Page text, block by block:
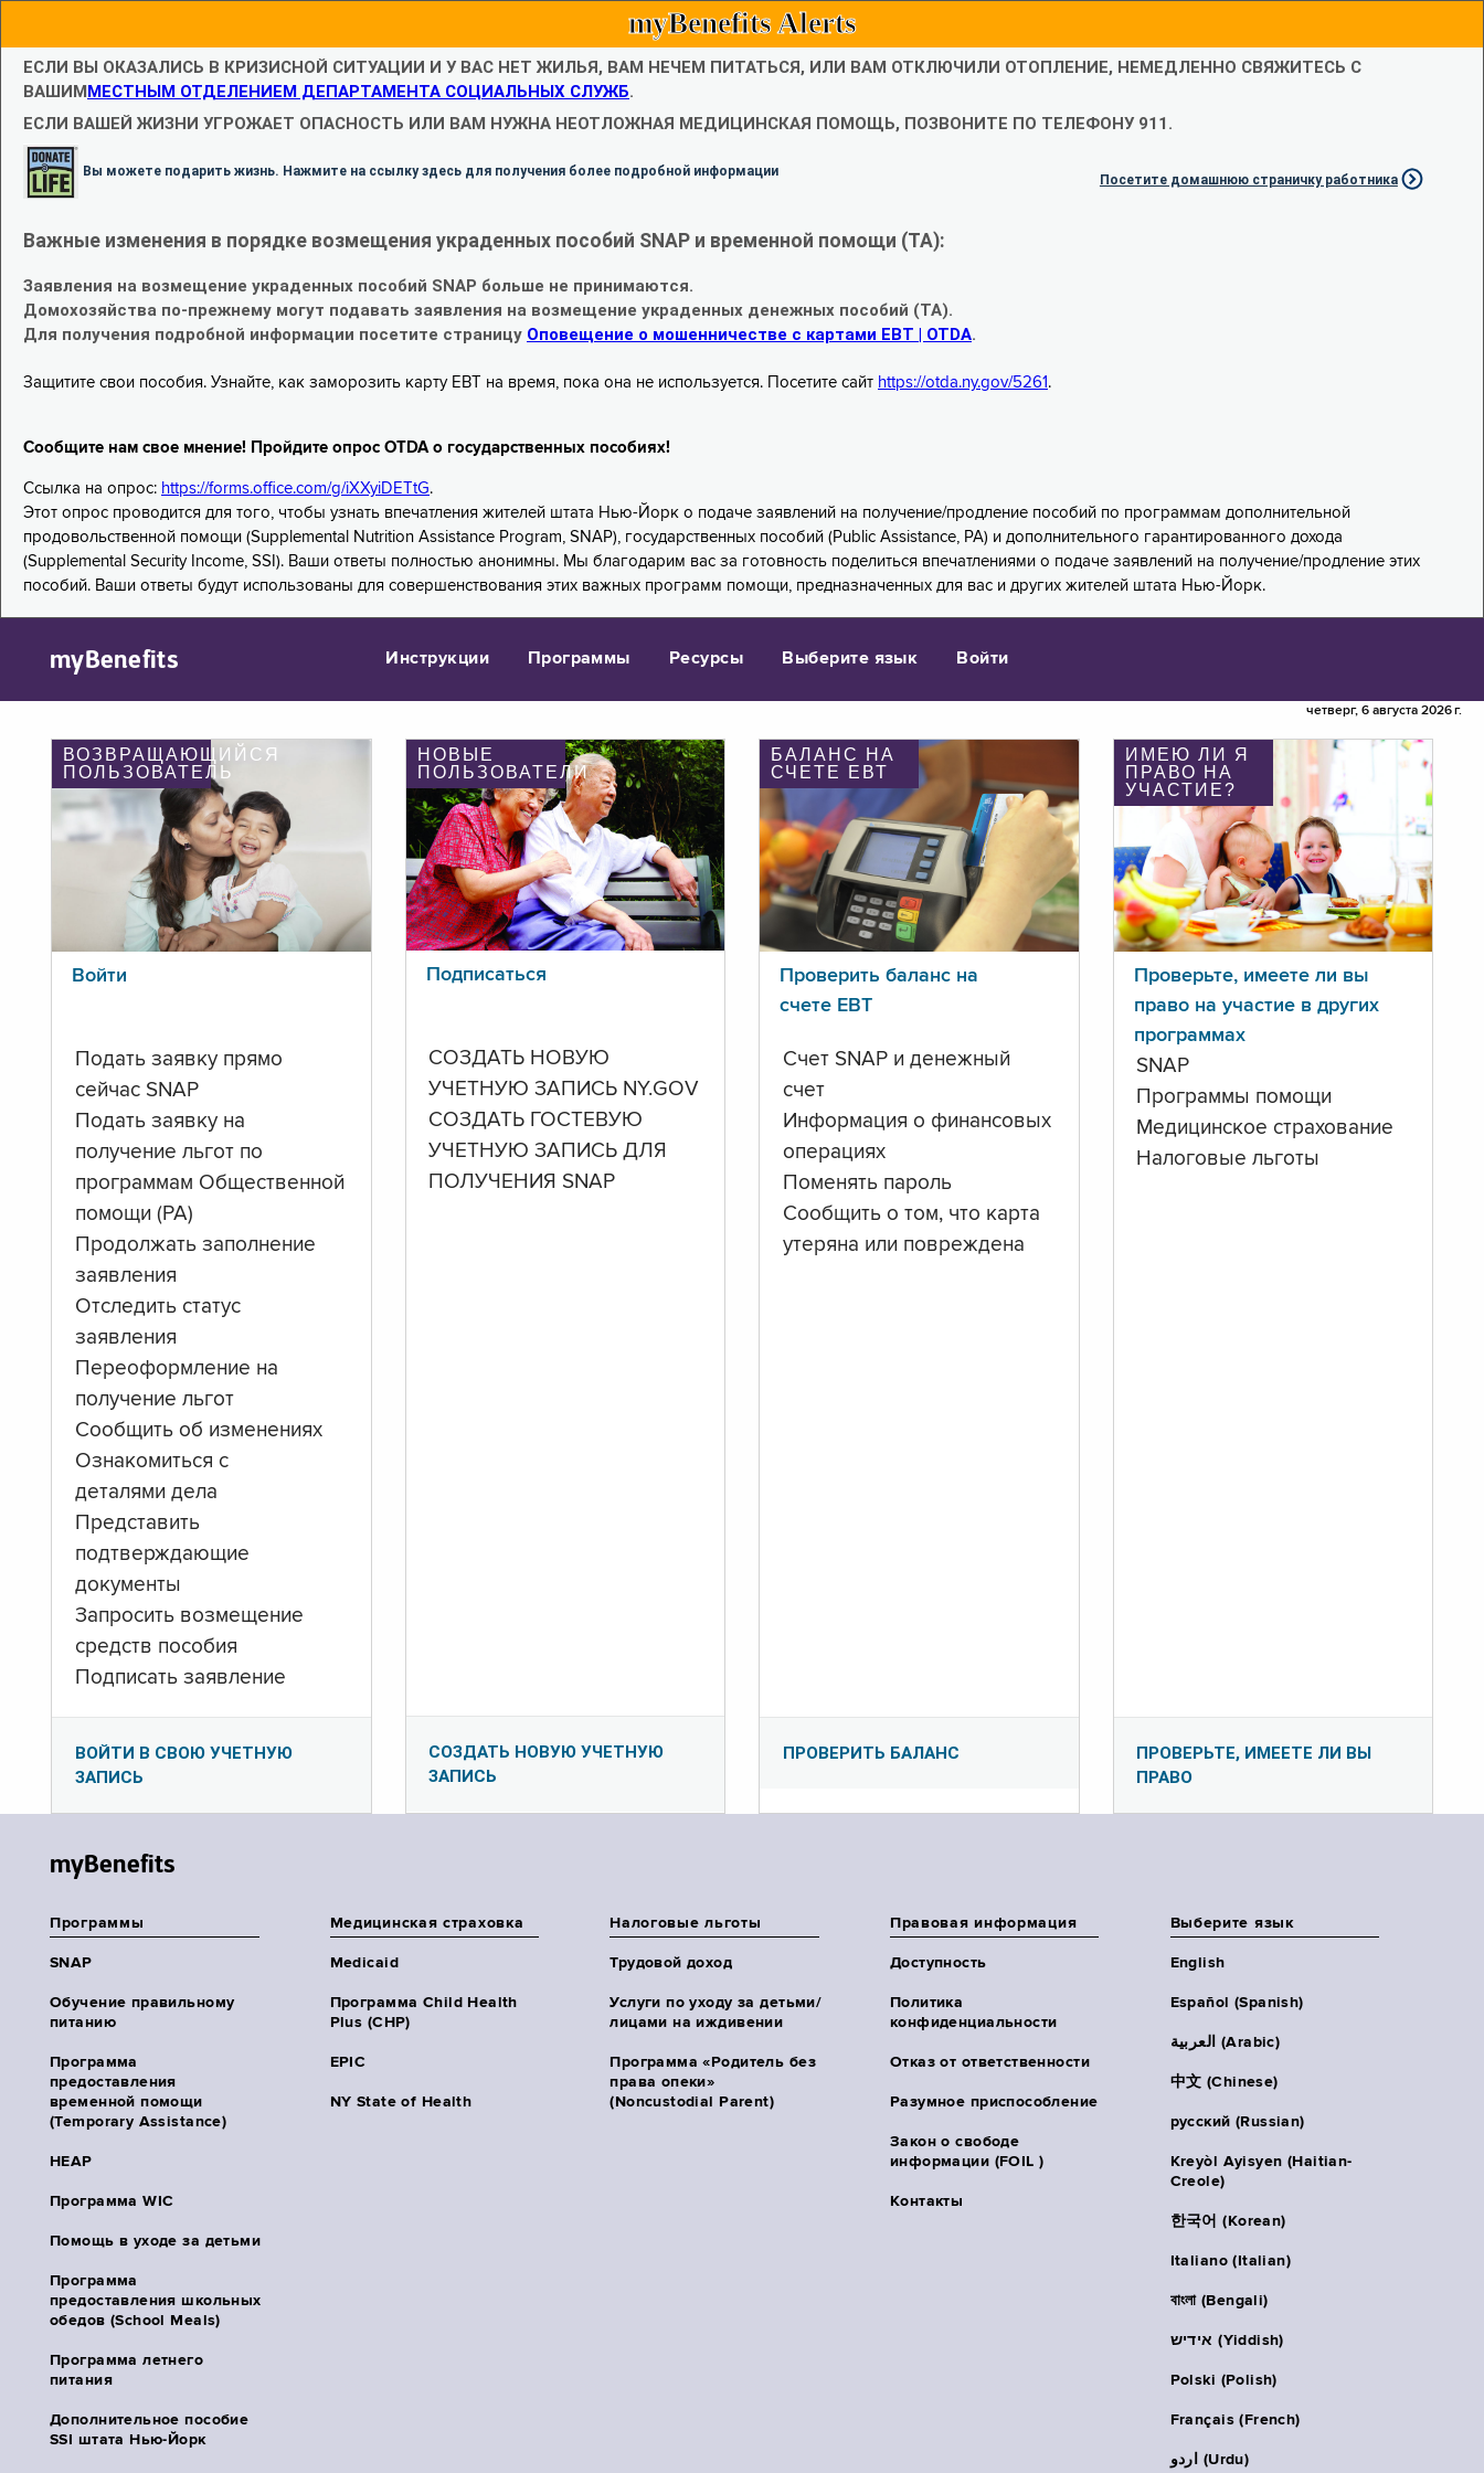
myBenefits Alerts
ЕСЛИ ВЫ ОКАЗАЛИСЬ В КРИЗИСНОЙ СИТУАЦИИ И У ВАС НЕТ ЖИЛЬЯ, ВАМ НЕЧЕМ ПИТАТЬСЯ, ИЛИ ВАМ ОТКЛЮЧИЛИ ОТОПЛЕНИЕ, НЕМЕДЛЕННО СВЯЖИТЕСЬ С
ВАШИММЕСТНЫМ ОТДЕЛЕНИЕМ ДЕПАРТАМЕНТА СОЦИАЛЬНЫХ СЛУЖБ.
ЕСЛИ ВАШЕЙ ЖИЗНИ УГРОЖАЕТ ОПАСНОСТЬ ИЛИ ВАМ НУЖНА НЕОТЛОЖНАЯ МЕДИЦИНСКАЯ ПОМОЩЬ, ПОЗВОНИТЕ ПО ТЕЛЕФОНУ 911.
Вы можете подарить жизнь. Нажмите на ссылку здесь для получения более подробной информации
Посетите домашнюю страничку работника
Важные изменения в порядке возмещения украденных пособий SNAP и временной помощи (TA):
Заявления на возмещение украденных пособий SNAP больше не принимаются.
Домохозяйства по-прежнему могут подавать заявления на возмещение украденных денежных пособий (TA).
Для получения подробной информации посетите страницу Оповещение о мошенничестве с картами EBT | OTDA.
Защитите свои пособия. Узнайте, как заморозить карту EBT на время, пока она не используется. Посетите сайт https://otda.ny.gov/5261 .
Сообщите нам свое мнение! Пройдите опрос OTDA о государственных пособиях!
Ссылка на опрос: https://forms.office.com/g/iXXyiDETtG.
Этот опрос проводится для того, чтобы узнать впечатления жителей штата Нью-Йорк о подаче заявлений на получение/продление пособий по программам дополнительной
продовольственной помощи (Supplemental Nutrition Assistance Program, SNAP), государственных пособий (Public Assistance, PA) и дополнительного гарантированного дохода
(Supplemental Security Income, SSI). Ваши ответы полностью анонимны. Мы благодарим вас за готовность поделиться впечатлениями о подаче заявлений на получение/продление этих
пособий. Ваши ответы будут использованы для совершенствования этих важных программ помощи, предназначенных для вас и других жителей штата Нью-Йорк.
myBenefits Инструкции Программы Ресурсы Выберите язык Войти
четверг, 6 августа 2026 г.
ВОЗВРАЩАЮЩИЙСЯ
ПОЛЬЗОВАТЕЛЬ
Войти
Подать заявку прямо
сейчас SNAP
Подать заявку на
получение льгот по
программам Общественной
помощи (PA)
Продолжать заполнение
заявления
Отследить статус
заявления
Переоформление на
получение льгот
Сообщить об изменениях
Ознакомиться с
деталями дела
Представить
подтверждающие
документы
Запросить возмещение
средств пособия
Подписать заявление
ВОЙТИ В СВОЮ УЧЕТНУЮ
ЗАПИСЬ
НОВЫЕ
ПОЛЬЗОВАТЕЛИ
Подписаться
СОЗДАТЬ НОВУЮ
УЧЕТНУЮ ЗАПИСЬ NY.GOV
СОЗДАТЬ ГОСТЕВУЮ
УЧЕТНУЮ ЗАПИСЬ ДЛЯ
ПОЛУЧЕНИЯ SNAP
СОЗДАТЬ НОВУЮ УЧЕТНУЮ
ЗАПИСЬ
БАЛАНС НА
СЧЕТЕ ЕВТ
Проверить баланс на
счете ЕВТ
Счет SNAP и денежный
счет
Информация о финансовых
операциях
Поменять пароль
Сообщить о том, что карта
утеряна или повреждена
ПРОВЕРИТЬ БАЛАНС
ИМЕЮ ЛИ Я
ПРАВО НА
УЧАСТИЕ?
Проверьте, имеете ли вы
право на участие в других
программах
SNAP
Программы помощи
Медицинское страхование
Налоговые льготы
ПРОВЕРЬТЕ, ИМЕЕТЕ ЛИ ВЫ
ПРАВО
myBenefits
Программы
SNAP
Обучение правильному
питанию
Программа
предоставления
временной помощи
(Temporary Assistance)
HEAP
Программа WIC
Помощь в уходе за детьми
Программа
предоставления школьных
обедов (School Meals)
Программа летнего
питания
Дополнительное пособие
SSI штата Нью-Йорк
Медицинская страховка
Medicaid
Программа Child Health
Plus (CHP)
EPIC
NY State of Health
Налоговые льготы
Трудовой доход
Услуги по уходу за детьми/
лицами на иждивении
Программа «Родитель без
права опеки»
(Noncustodial Parent)
Правовая информация
Доступность
Политика
конфиденциальности
Отказ от ответственности
Разумное приспособление
Закон о свободе
информации (FOIL )
Контакты
Выберите язык
English
Español (Spanish)
العربية (Arabic)
中文 (Chinese)
русский (Russian)
Kreyòl Ayisyen (Haitian-
Creole)
한국어 (Korean)
Italiano (Italian)
বাংলা (Bengali)
אידיש (Yiddish)
Polski (Polish)
Français (French)
اردو (Urdu)